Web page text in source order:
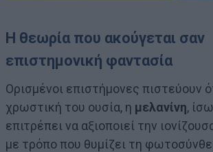
Η θεωρία που ακούγεται σαν
επιστημονική φαντασία
Ορισμένοι επιστήμονες πιστεύουν
χρωστική του ουσία, η μελανίνη,
επιτρέπει να αξιοποιεί την
με τρόπο που θυμίζει τη